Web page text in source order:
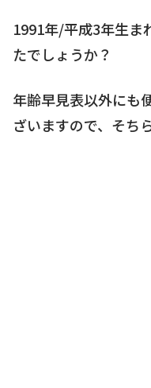
1991年/平成3年生ま
たでしょうか？
年齢早見表以外にも
ざいますので、そち